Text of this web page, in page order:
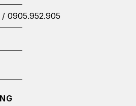
/ 0905.952.905